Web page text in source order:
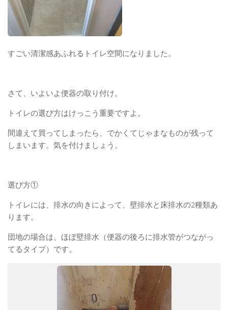
すごい清潔感あふれるトイレ空間になりました。
さて、いよいよ便器の取り付け。
トイレの選び方はけっこう重要ですよ。
間違えて買ってしまったら、でかくてじゃまなものが残って
しまいます。気を付けましょう。
選び方①
トイレには、排水の向きによって、壁排水と床排水の2種類あ
ります。
団地の場合は、ほぼ壁排水（便器の後ろに排水管がつながっ
てるタイプ）です。